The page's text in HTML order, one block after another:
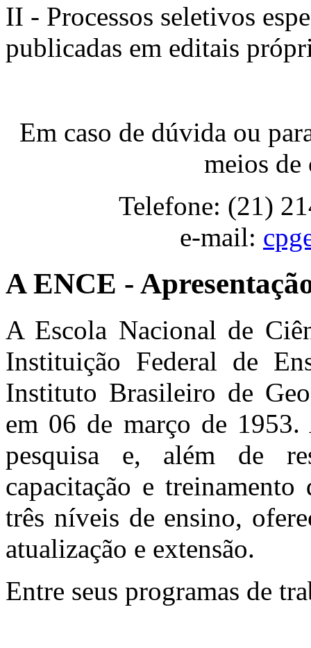
II - Processos seletivos
publicadas em editais
Em caso de dúvida ou
meios
Telefone: (21)
e-mail:
A ENCE -
A Escola Nacional de
Instituição Federal de
Instituto Brasileiro de
em 06 de março de
pesquisa e, além de
capacitação e
três níveis de ensino,
atualização e extensão.
Entre seus programas de